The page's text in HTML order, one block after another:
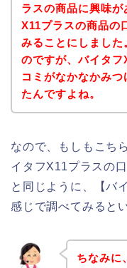
ラスの商品に興味
X11プラスの商品の
みることにしまし
のですが、バイタフ
コミがなかなかみ
たんですよね。
なので、もしもこち
イタフX11プラスの
と同じように、【バ
感じで調べてみると
ちなみに